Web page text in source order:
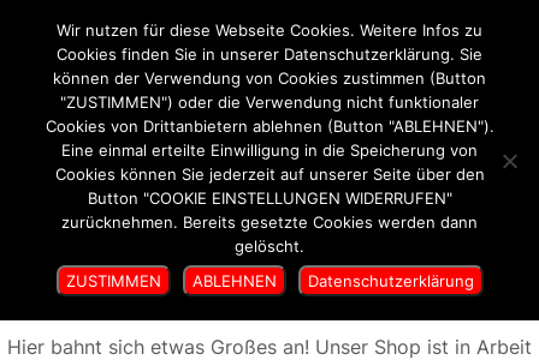
SepideaArt
Großes kündigt sich an
Hier bahnt sich etwas Großes an! Unser Shop ist in Arbeit
Wir nutzen für diese Webseite Cookies. Weitere Infos zu
Cookies finden Sie in unserer Datenschutzerklärung. Sie
können der Verwendung von Cookies zustimmen (Button
"ZUSTIMMEN") oder die Verwendung nicht funktionaler
Cookies von Drittanbietern ablehnen (Button "ABLEHNEN").
Eine einmal erteilte Einwilligung in die Speicherung von
Cookies können Sie jederzeit auf unserer Seite über den
Button "COOKIE EINSTELLUNGEN WIDERRUFEN"
zurücknehmen. Bereits gesetzte Cookies werden dann
gelöscht.
ZUSTIMMEN
ABLEHNEN Datenschutzerklärung